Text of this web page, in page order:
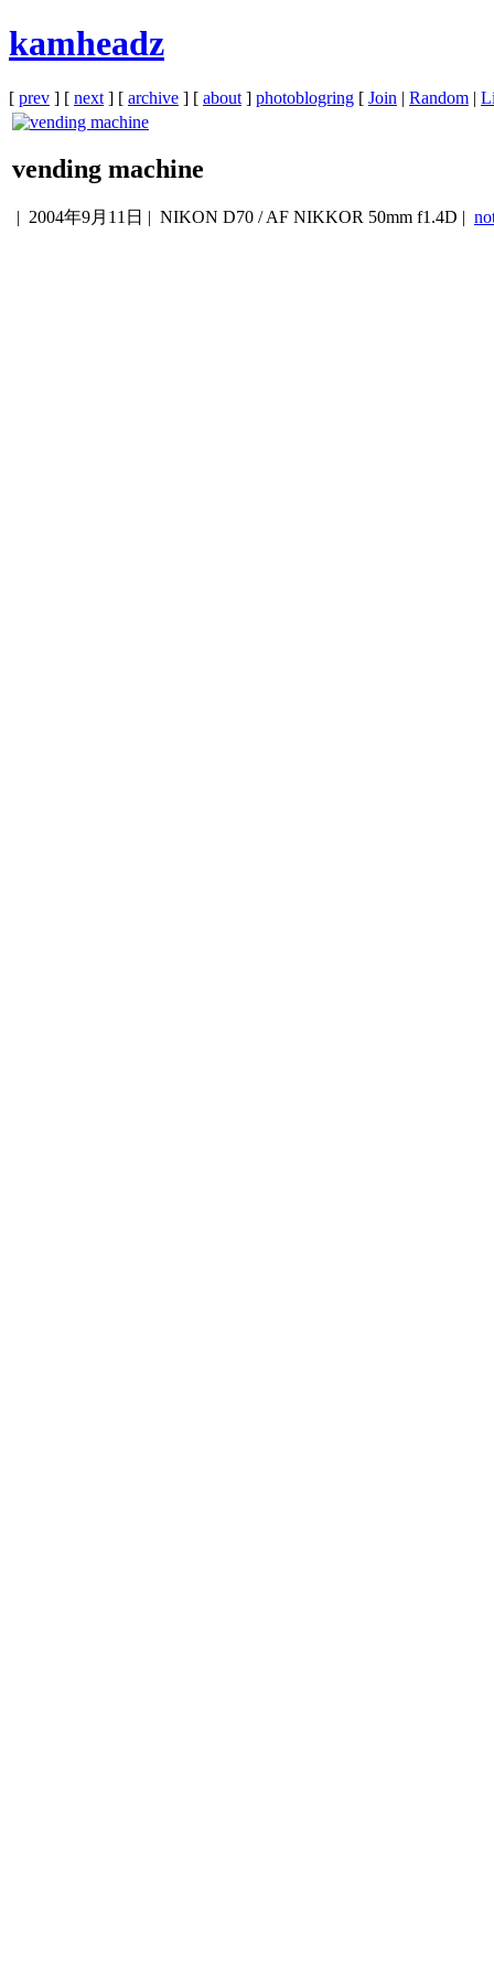
kamheadz
[ prev ] [ next ] [ archive ] [ about ] photoblogring [ Join | Random |
vending machine
| 2004年9月11日 | NIKON D70 / AF NIKKOR 50mm f1.4D |